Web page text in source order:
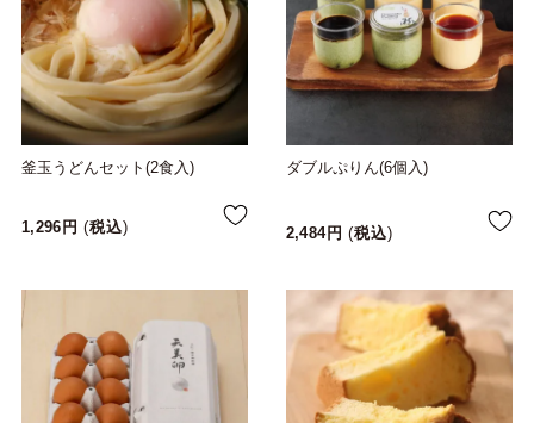
釜玉うどんセット(2食入)
1,296 税込
ダブルぷりん(6個入)
2,484 税込